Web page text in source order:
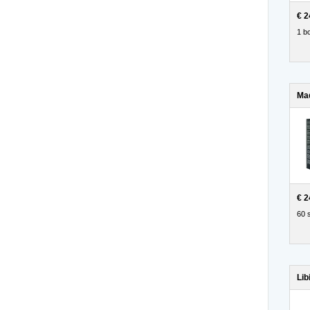
€
1
€
60